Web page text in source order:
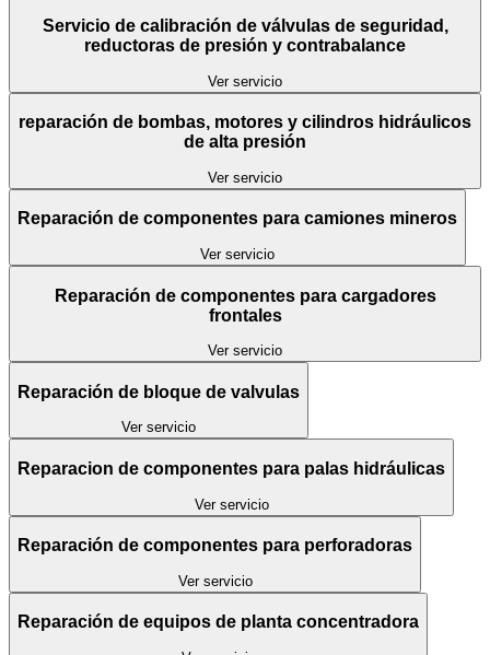
Servicio de calibración de válvulas de seguridad,
reductoras de presión y contrabalance
Ver servicio
reparación de bombas, motores y cilindros hidráulicos
de alta presión
Ver servicio
Reparación de componentes para camiones mineros
Ver servicio
Reparación de componentes para cargadores
frontales
Ver servicio
Reparación de bloque de valvulas
Ver servicio
Reparacion de componentes para palas hidráulicas
Ver servicio
Reparación de componentes para perforadoras
Ver servicio
Reparación de equipos de planta concentradora